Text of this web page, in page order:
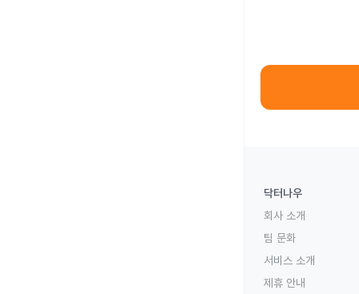
닥터나우
회사 소개
팀 문화
서비스 소개
제휴 안내